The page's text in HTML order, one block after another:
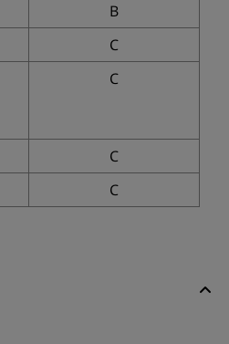
B
C
C
C
C